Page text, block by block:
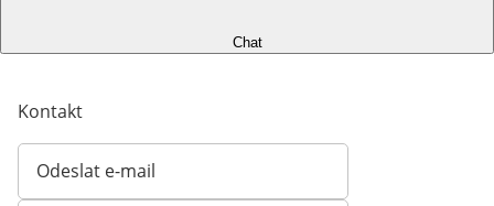
Chat
Kontakt
Odeslat e-mail
Otevírá e-mailového klienta